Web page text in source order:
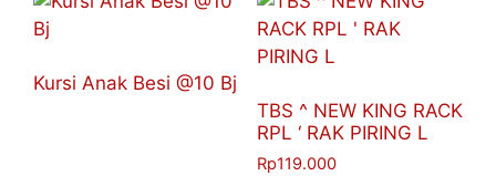
Kursi Anak Besi @10 Bj
TBS ^ NEW KING RACK
RPL ‘ RAK PIRING L
Rp119.000